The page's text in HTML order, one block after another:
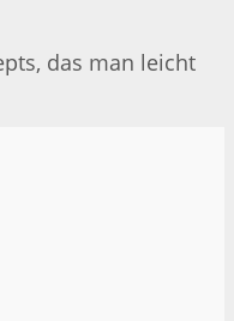
das man leicht